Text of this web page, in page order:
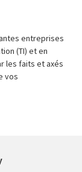
entreprises
(TI) et en
les faits et axés
vos